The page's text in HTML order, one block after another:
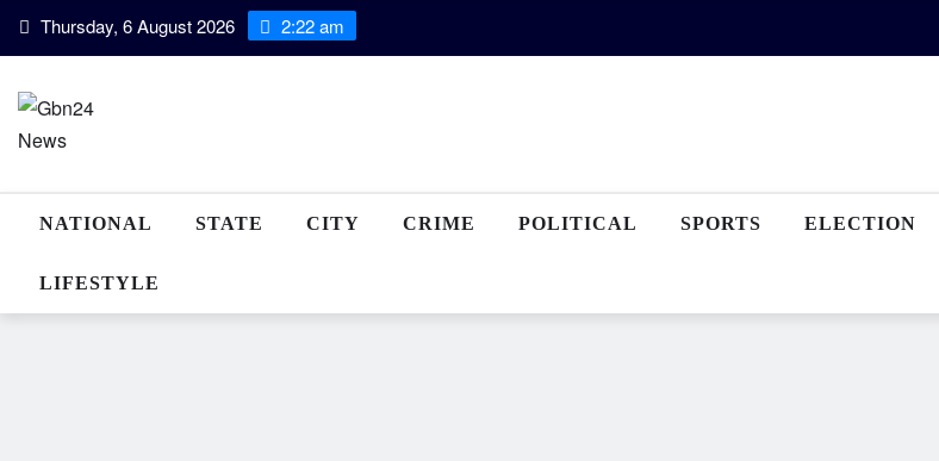
Skip Thursday, 6 August 2026 2:22 am
NATIONAL STATE CITY CRIME POLITICAL SPORTS ELECTION
LIFESTYLE